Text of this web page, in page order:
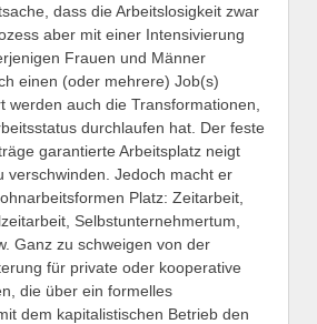
dass die Arbeitslosigkeit zwar
aber mit einer Intensivierung
Frauen und Männer
einen (oder mehrere) Job(s)
werden auch die Transformationen,
durchlaufen hat. Der feste
garantierte Arbeitsplatz neigt
verschwinden. Jedoch macht er
Platz: Zeitarbeit,
Selbstunternehmertum,
Ganz zu schweigen von der
für private oder kooperative
die über ein formelles
dem kapitalistischen Betrieb den